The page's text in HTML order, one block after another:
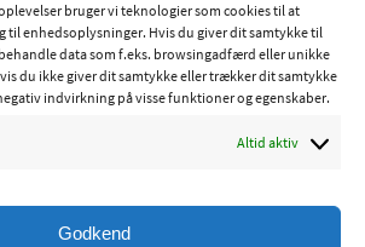
bruger vi teknologier som cookies til at
til enhedsoplysninger. Hvis du giver dit samtykke til
data som f.eks. browsingadfærd eller unikke
du ikke giver dit samtykke eller trækker dit samtykke
indvirkning på visse funktioner og egenskaber.
Altid aktiv
Godkend
12 13 14 15
19 20 21 22
23
26 27 28 29
30